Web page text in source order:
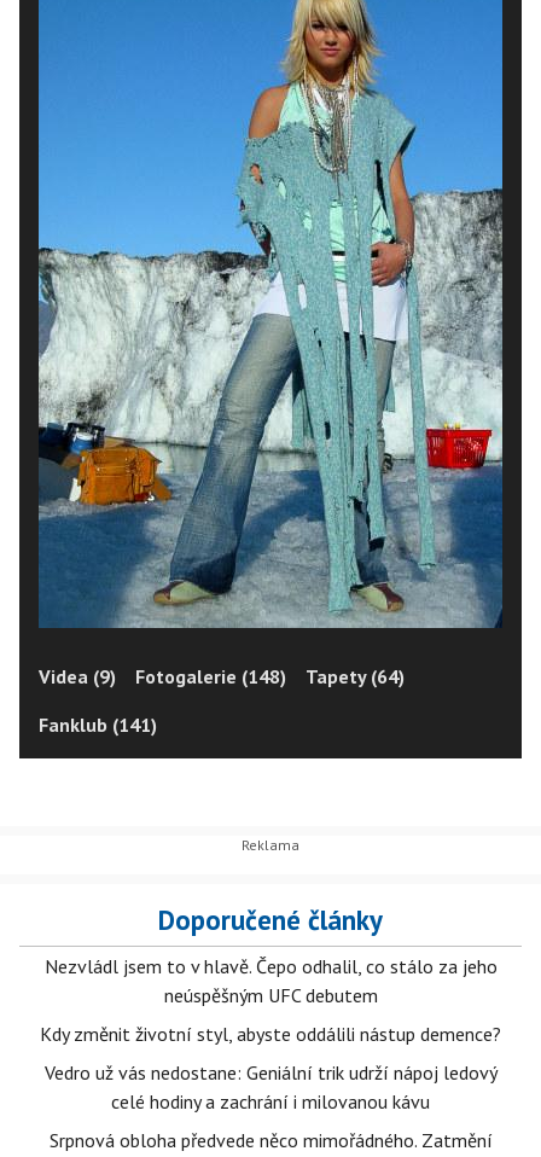
Videa (9) Fotogalerie (148)
Tapety (64)
Fanklub (141)
Doporučené články
Nezvládl jsem to v hlavě. Čepo odhalil, co stálo za jeho
neúspěšným UFC debutem
Kdy změnit životní styl, abyste oddálili nástup demence?
Vedro už vás nedostane: Geniální trik udrží nápoj ledový
celé hodiny a zachrání i milovanou kávu
Srpnová obloha předvede něco mimořádného. Zatmění